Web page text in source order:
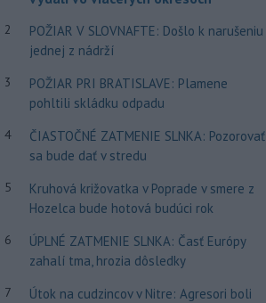
2
POŽIAR V SLOVNAFTE: Došlo k narušeniu
jednej z nádrží
3
POŽIAR PRI BRATISLAVE: Plamene
pohltili skládku odpadu
4
ČIASTOČNÉ ZATMENIE SLNKA: Pozorovať
sa bude dať v stredu
5
Kruhová križovatka v Poprade v smere z
Hozelca bude hotová budúci rok
6
ÚPLNÉ ZATMENIE SLNKA: Časť Európy
zahalí tma, hrozia dôsledky
7
Útok na cudzincov v Nitre: Agresori boli